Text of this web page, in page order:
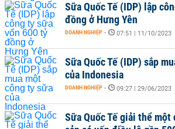
Sữa Quốc Tế (IDP) lập
đồng ở Hưng Yên
DOANH NGHIỆP - 07:51 | 11/10/2023
Sữa Quốc Tế (IDP) sắp
của Indonesia
DOANH NGHIỆP - 09:27 | 29/06/2023
Sữa Quốc Tế giải thể